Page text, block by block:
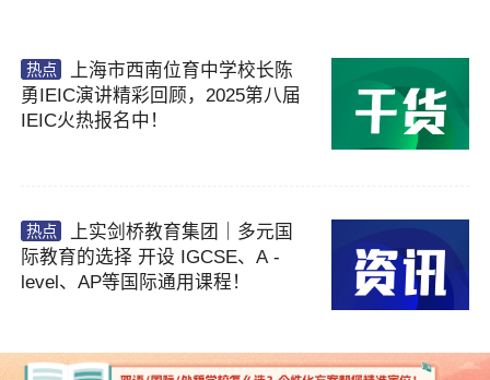
热点
上海市西南位育中学校长陈
勇IEIC演讲精彩回顾，2025第八届
IEIC火热报名中！
热点
上实剑桥教育集团｜多元国
际教育的选择 开设 IGCSE、A -
level、AP等国际通用课程！